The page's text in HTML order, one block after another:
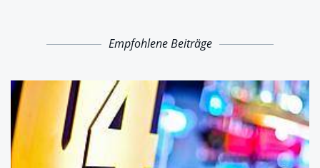
Empfohlene Beiträge